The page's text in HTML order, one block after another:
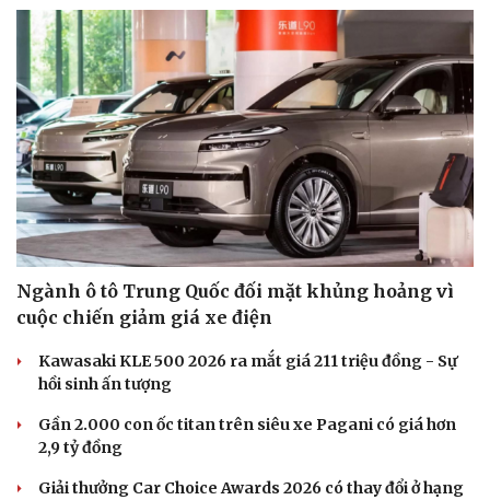
Ngành ô tô Trung Quốc đối mặt khủng hoảng vì
cuộc chiến giảm giá xe điện
Kawasaki KLE 500 2026 ra mắt giá 211 triệu đồng - Sự
hồi sinh ấn tượng
Gần 2.000 con ốc titan trên siêu xe Pagani có giá hơn
2,9 tỷ đồng
Giải thưởng Car Choice Awards 2026 có thay đổi ở hạng